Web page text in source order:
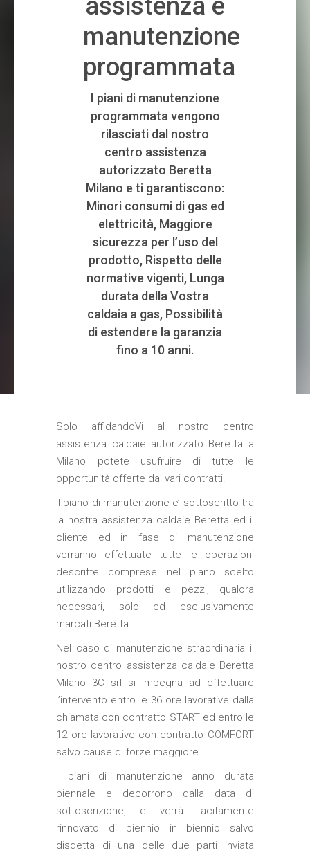
assistenza e
manutenzione
programmata
I piani di manutenzione
programmata vengono
rilasciati dal nostro
centro assistenza
autorizzato Beretta
Milano e ti garantiscono:
Minori consumi di gas ed
elettricità, Maggiore
sicurezza per l’uso del
prodotto, Rispetto delle
normative vigenti, Lunga
durata della Vostra
caldaia a gas, Possibilità
di estendere la garanzia
fino a 10 anni.
Solo affidandoVi al nostro centro
assistenza caldaie autorizzato Beretta a
Milano potete usufruire di tutte le
opportunità offerte dai vari contratti.
Il piano di manutenzione e’ sottoscritto tra
la nostra assistenza caldaie Beretta ed il
cliente ed in fase di manutenzione
verranno effettuate tutte le operazioni
descritte comprese nel piano scelto
utilizzando prodotti e pezzi, qualora
necessari, solo ed esclusivamente
marcati Beretta.
Nel caso di manutenzione straordinaria il
nostro centro assistenza caldaie Beretta
Milano 3C srl si impegna ad effettuare
l’intervento entro le 36 ore lavorative dalla
chiamata con contratto START ed entro le
12 ore lavorative con contratto COMFORT
salvo cause di forze maggiore.
I piani di manutenzione anno durata
biennale e decorrono dalla data di
sottoscrizione, e verrà tacitamente
rinnovato di biennio in biennio salvo
disdetta di una delle due parti inviata